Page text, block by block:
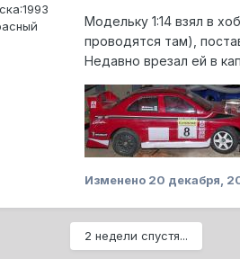
1993
Модельку 1:14 взял в
проводятся там),
Недавно врезал ей в
Изменено 20 декабря,
2 недели спустя...